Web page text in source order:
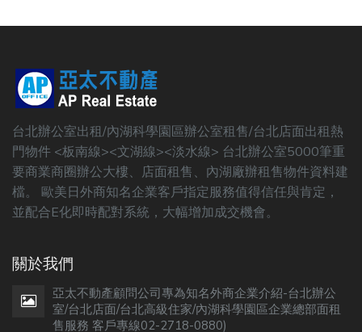
台北辦公室出租/內湖科學園區辦公室租售/台北店面出租熱
門物件 <板南線><文湖線><淡水線> 台北辦公室5000筆重
要商業商圈辦公大樓、店面租售、內湖廠辦租售物件資料建
檔。 歐美日外商知名企業客戶指定服務值得信任與肯定，
並配合E化即時配對系統，大幅增加成交機會。
關於我們
亞太不動產顧問公司專為知名外商企業介紹-台北辦公
室/台北店面/台北高級住家/內湖科學園區企業總部面租
售服務 客戶專線02-2718-0880)